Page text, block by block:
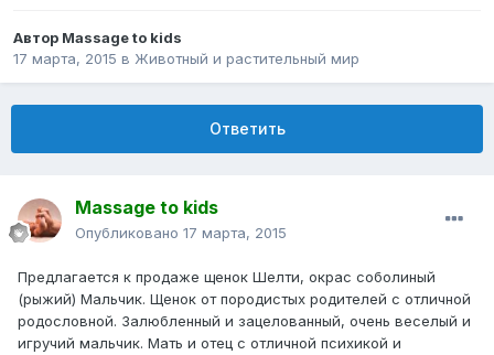
Автор Massage to kids
17 марта, 2015 в Животный и растительный мир
Ответить
Massage to kids
Опубликовано 17 марта, 2015
Предлагается к продаже щенок Шелти, окрас соболиный
(рыжий) Мальчик. Щенок от породистых родителей с отличной
родословной. Залюбленный и зацелованный, очень веселый и
игручий мальчик. Мать и отец с отличной психикой и